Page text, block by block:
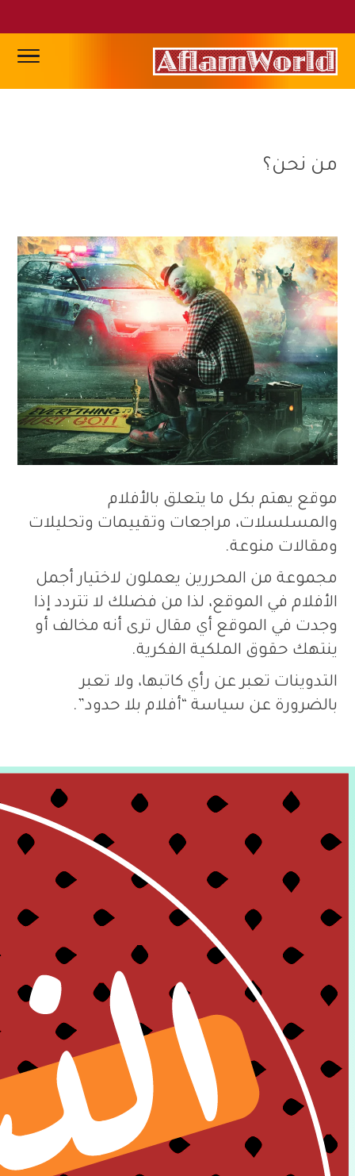
من نحن؟
موقع يهتم بكل ما يتعلق بالأفلام
والمسلسلات، مراجعات وتقييمات وتحليلات
ومقالات منوعة.
مجموعة من المحررين يعملون لاختيار أجمل
الأفلام في الموقع، لذا من فضلك لا تتردد إذا
وجدت في الموقع أي مقال ترى أنه مخالف أو
ينتهك حقوق الملكية الفكرية.
التدوينات تعبر عن رأي كاتبها، ولا تعبر
بالضرورة عن سياسة “أفلام بلا حدود”.